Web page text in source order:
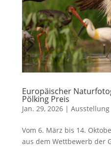
Europäischer
Pölking Preis
Jan. 29, 2026| Ausstellung
Vom 6. März bis 14.
aus dem Wettbewerb der